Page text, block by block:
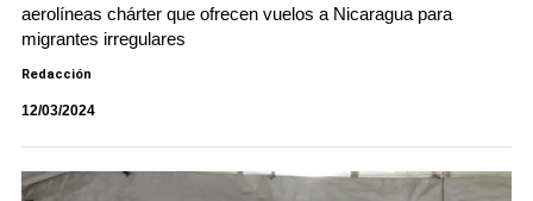
aerolíneas chárter que ofrecen vuelos a Nicaragua para
migrantes irregulares
Redacción
12/03/2024